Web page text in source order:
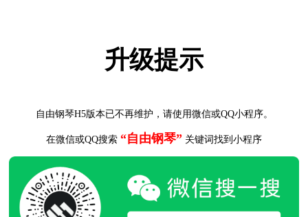
升级提示
自由钢琴H5版本已不再维护，请使用微信或QQ小程序。
在微信或QQ搜索 “自由钢琴” 关键词找到小程序